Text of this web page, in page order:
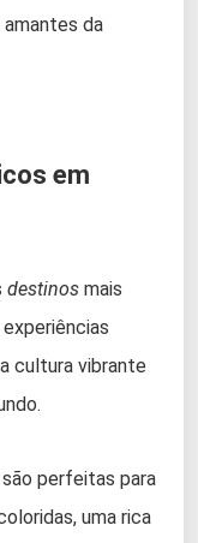
da
em
destinos mais
cultura vibrante
perfeitas para
uma rica